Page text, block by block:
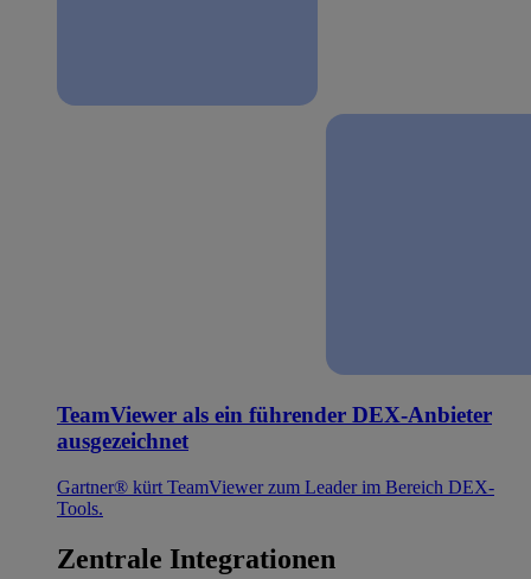
TeamViewer als ein führender DEX-Anbieter
ausgezeichnet
Gartner® kürt TeamViewer zum Leader im Bereich DEX-
Tools.
Zentrale Integrationen